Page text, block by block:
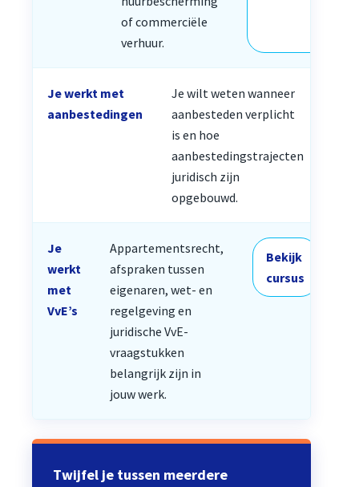
of commerciële
verhuur.
Je werkt met
aanbestedingen
Je wilt weten wanneer
aanbesteden verplicht
is en hoe
aanbestedingstrajecten
juridisch zijn
opgebouwd.
Je
werkt
met
VvE’s
Appartementsrecht,
afspraken tussen
eigenaren, wet- en
regelgeving en
juridische VvE-
vraagstukken
belangrijk zijn in
jouw werk.
Bekijk
cursus
Twijfel je tussen meerdere